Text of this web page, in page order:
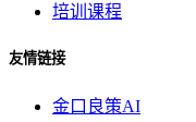
培训课程
友情链接
金口良策AI